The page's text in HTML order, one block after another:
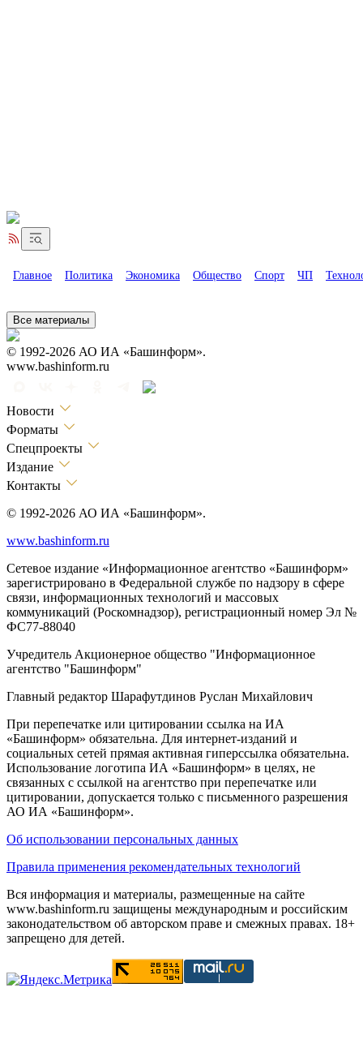
Главное Политика Экономика Общество Спорт ЧП
Все материалы
© 1992-2026 АО ИА «Башинформ».
www.bashinform.ru
Новости
Форматы
Спецпроекты
Издание
Контакты
© 1992-2026 АО ИА «Башинформ».
www.bashinform.ru
Сетевое издание «Информационное агентство «Башинформ»
зарегистрировано в Федеральной службе по надзору в сфере
связи, информационных технологий и массовых
коммуникаций (Роскомнадзор), регистрационный номер Эл №
ФС77-88040
Учредитель Акционерное общество "Информационное
агентство "Башинформ"
Главный редактор Шарафутдинов Руслан Михайлович
При перепечатке или цитировании ссылка на ИА
«Башинформ» обязательна. Для интернет-изданий и
социальных сетей прямая активная гиперссылка обязательна.
Использование логотипа ИА «Башинформ» в целях, не
связанных с ссылкой на агентство при перепечатке или
цитировании, допускается только с письменного разрешения
АО ИА «Башинформ».
Об использовании персональных данных
Правила применения рекомендательных технологий
Вся информация и материалы, размещенные на сайте
www.bashinform.ru защищены международным и российским
законодательством об авторском праве и смежных правах. 18+
запрещено для детей.